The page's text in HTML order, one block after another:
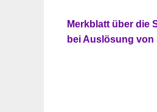
Merkblatt über die
bei Auslösung von